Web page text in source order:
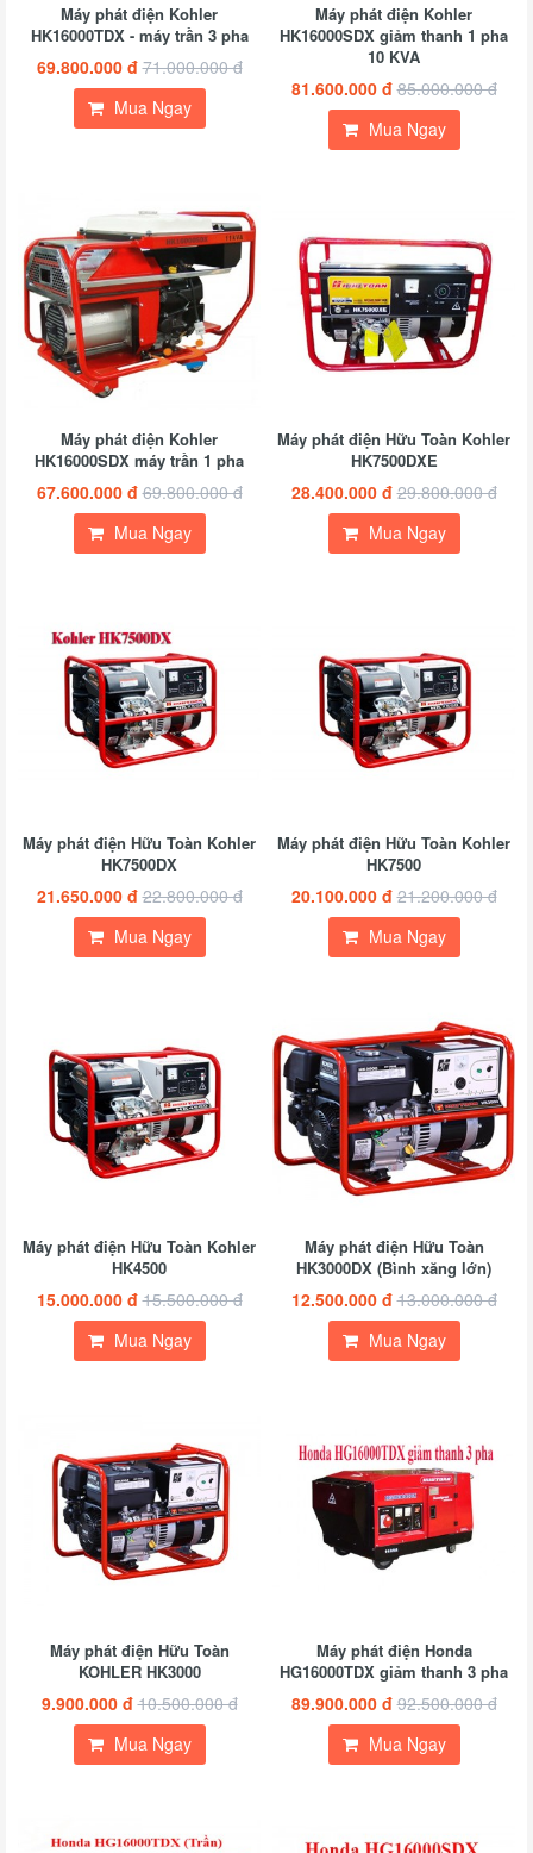
Máy phát điện Kohler
HK16000TDX - máy trần 3 pha
69.800.000 đ 71.000.000 đ
Mua Ngay
Máy phát điện Kohler
HK16000SDX giảm thanh 1 pha
10 KVA
81.600.000 đ 85.000.000 đ
Mua Ngay
Máy phát điện Kohler
HK16000SDX máy trần 1 pha
67.600.000 đ 69.800.000 đ
Mua Ngay
Máy phát điện Hữu Toàn Kohler
HK7500DXE
28.400.000 đ 29.800.000 đ
Mua Ngay
Máy phát điện Hữu Toàn Kohler
HK7500DX
21.650.000 đ 22.800.000 đ
Mua Ngay
Máy phát điện Hữu Toàn Kohler
HK7500
20.100.000 đ 21.200.000 đ
Mua Ngay
Máy phát điện Hữu Toàn Kohler
HK4500
15.000.000 đ 15.500.000 đ
Mua Ngay
Máy phát điện Hữu Toàn
HK3000DX (Bình xăng lớn)
12.500.000 đ 13.000.000 đ
Mua Ngay
Máy phát điện Hữu Toàn
KOHLER HK3000
9.900.000 đ 10.500.000 đ
Mua Ngay
Máy phát điện Honda
HG16000TDX giảm thanh 3 pha
89.900.000 đ 92.500.000 đ
Mua Ngay